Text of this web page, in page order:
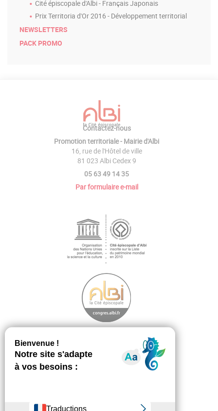
Cité épiscopale d'Albi - Français Japonais
Prix Territoria d'Or 2016 - Développement territorial
NEWSLETTERS
PACK PROMO
Contactez-nous
Promotion territoriale - Mairie d'Albi
16, rue de l'Hôtel de ville
81 023 Albi Cedex 9
05 63 49 14 35
Par formulaire e-mail
menu
La démarche